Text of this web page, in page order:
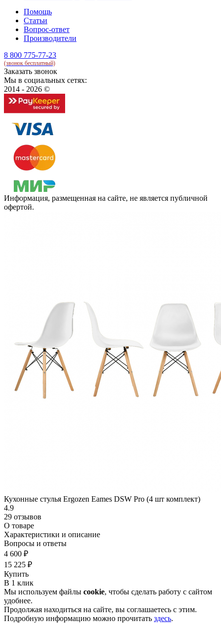
Помощь
Статьи
Вопрос-ответ
Производители
8 800 775-77-23
(звонок бесплатный)
Заказать звонок
Мы в социальных сетях:
2014 - 2026 ©
Информация, размещенная на сайте, не является публичной
офертой.
Кухонные стулья Ergozen Eames DSW Pro (4 шт комплект)
4.9
29 отзывов
О товаре
Характеристики и описание
Вопросы и ответы
4 600 ₽
15 225 ₽
Купить
В 1 клик
Мы используем файлы cookie, чтобы сделать работу с сайтом
удобнее.
Продолжая находиться на сайте, вы соглашаетесь с этим.
Подробную информацию можно прочитать здесь.